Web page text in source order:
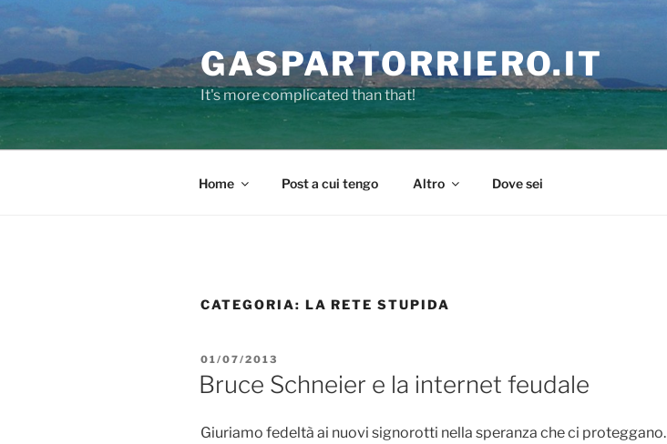
al
GASPARTORRIERO.IT
It's more complicated than that!
Home Post a cui tengo Altro Dove sei
CATEGORIA: LA RETE STUPIDA
PUBBLICATO
IL
01/07/2013
Bruce Schneier e la internet feudale
Giuriamo fedeltà ai nuovi signorotti nella speranza che ci proteggano.